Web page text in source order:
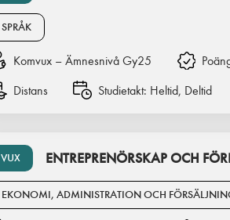
SPRÅK
Komvux – Ämnesnivå Gy25
Distans
Studietakt: Heltid, Deltid
VUX ENTREPRENÖRSKAP OCH
EKONOMI, ADMINISTRATION OCH